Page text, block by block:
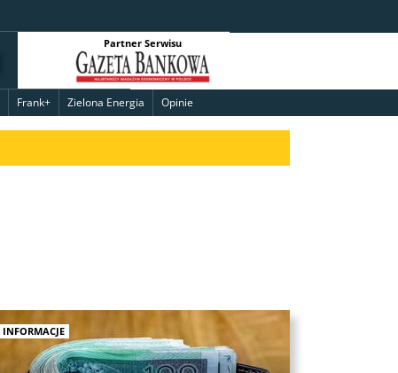
Partner Serwisu
Frank+ Zielona Energia Opinie
INFORMACJE